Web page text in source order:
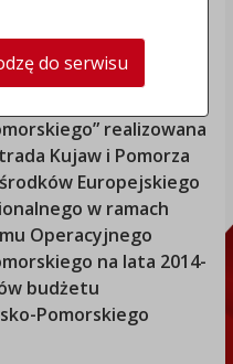
Regionalnego
” realizowana
Kujaw i Pomorza
Europejskiego
w ramach
Operacyjnego
na lata 2014-
budżetu
Pomorskiego
do serwisu